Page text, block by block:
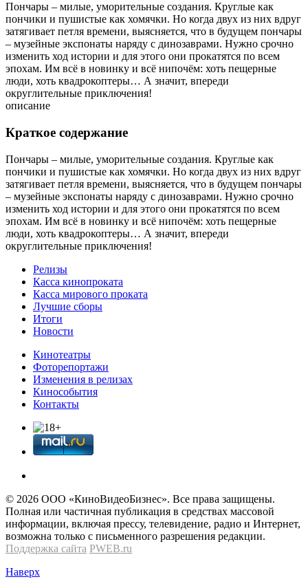
Пончары – милые, уморительные создания. Круглые как
пончики и пушистые как хомячки. Но когда двух из них вдруг
затягивает петля времени, выясняется, что в будущем пончары
– музейные экспонаты наряду с динозаврами. Нужно срочно
изменить ход истории и для этого они прокатятся по всем
эпохам. Им всё в новинку и всё нипочём: хоть пещерные
люди, хоть квадрокоптеры… А значит, впереди
округлительные приключения!
описание
Краткое содержание
Пончары – милые, уморительные создания. Круглые как
пончики и пушистые как хомячки. Но когда двух из них вдруг
затягивает петля времени, выясняется, что в будущем пончары
– музейные экспонаты наряду с динозаврами. Нужно срочно
изменить ход истории и для этого они прокатятся по всем
эпохам. Им всё в новинку и всё нипочём: хоть пещерные
люди, хоть квадрокоптеры… А значит, впереди
округлительные приключения!
Релизы
Касса кинопроката
Касса мирового проката
Лучшие сборы
Итоги
Новости
Кинотеатры
Фоторепортажи
Изменения в релизах
Кинособытия
Контакты
© 2026 OOО «КиноВидеоБизнес». Все права защищены.
Полная или частичная публикация в средствах массовой
информации, включая прессу, телевидение, радио и Интернет,
возможна только с письменного разрешения редакции.
Поддержка сайта PWEB.ru
Наверх